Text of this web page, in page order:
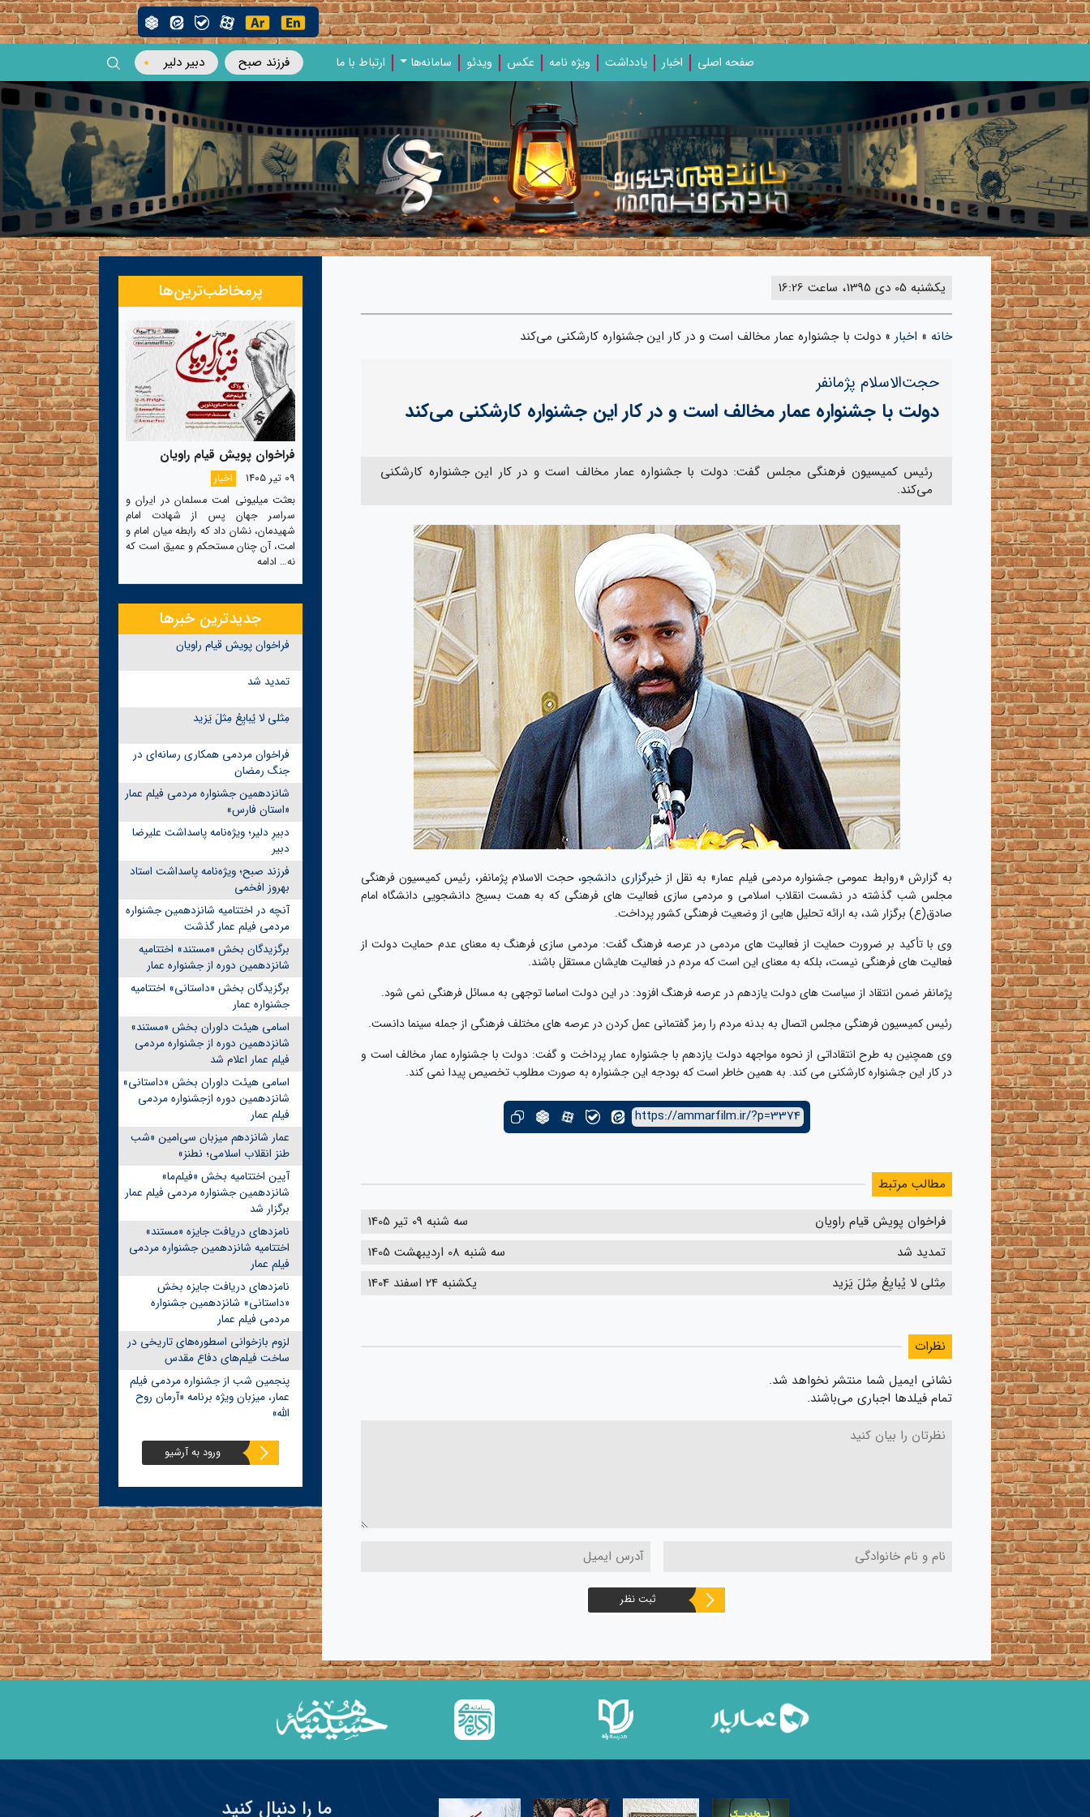
فرزند صبح دبیر دلیر صفحه اصلی اخبار یادداشت‌ ویژه‌ نامه‌ عکس ویدئو سامانه‌ها ارتباط با ما
یکشنبه 05 دی 1395، ساعت 16:26
خانه » اخبار » دولت با جشنواره عمار مخالف است و در کار این جشنواره کارشکنی می‌کند
حجت‌الاسلام پژمانفر
دولت با جشنواره عمار مخالف است و در کار این جشنواره کارشکنی می‌کند
رئیس کمیسیون فرهنگی مجلس گفت: دولت با جشنواره عمار مخالف است و در کار این جشنواره کارشکنی
می‌کند.
به گزارش «روابط عمومی جشنواره مردمی فیلم عمار» به نقل ازخبرگزاری دانشجو، حجت الاسلام پژمانفر، رئیس کمیسیون فرهنگی
مجلس شب گذشته در نشست انقلاب اسلامی و مردمی سازی فعالیت های فرهنگی که به همت بسیج دانشجویی دانشگاه امام
صادق(ع) برگزار شد، به ارائه تحلیل هایی از وضعیت فرهنگی کشور پرداخت.
وی با تأکید بر ضرورت حمایت از فعالیت های مردمی در عرصه فرهنگ گفت: مردمی سازی فرهنگ به معنای عدم حمایت دولت از
فعالیت های فرهنگی نیست، بلکه به معنای این است که مردم در فعالیت هایشان مستقل باشند.
پژمانفر ضمن انتقاد از سیاست های دولت یازدهم در عرصه فرهنگ افزود: در این دولت اساسا توجهی به مسائل فرهنگی نمی شود.
رئیس کمیسیون فرهنگی مجلس اتصال به بدنه مردم را رمز گفتمانی عمل کردن در عرصه های مختلف فرهنگی از جمله سینما دانست.
وی همچنین به طرح انتقاداتی از نحوه مواجهه دولت یازدهم با جشنواره عمار پرداخت و گفت: دولت با جشنواره عمار مخالف است و
در کار این جشنواره کارشکنی می کند. به همین خاطر است که بودجه این جشنواره به صورت مطلوب تخصیص پیدا نمی کند.
https://ammarfilm.ir/?p=3374
مطالب مرتبط
فراخوان پویش قیام راویان
سه شنبه 09 تیر 1405
تمدید شد
سه شنبه 08 اردیبهشت 1405
مِثلی لا یُبایِعُ مِثلَ یَزید
یکشنبه 24 اسفند 1404
نظرات
نشانی ایمیل شما منتشر نخواهد شد.
تمام فیلدها اجباری می‌باشند.
ثبت نظر
پرمخاطب‌ترین‌ها
فراخوان پویش قیام راویان
09 تیر 1405
اخبار
بعثت میلیونی امت مسلمان در ایران و
سراسر جهان پس از شهادت امام
شهیدمان، نشان داد که رابطه میان امام و
امت، آن چنان مستحکم و عمیق است که
نه… ادامه
جدیدترین خبرها
فراخوان پویش قیام راویان
تمدید شد
مِثلی لا یُبایِعُ مِثلَ یَزید
فراخوان مردمی همکاری رسانه‌ای در
جنگ رمضان
شانزدهمین جشنواره مردمی فیلم عمار
«استان فارس»
دبیرِ دلیر؛ ویژه‌نامه پاسداشت علیرضا
دبیر
فرزند صبح؛ ویژه‌نامه پاسداشت استاد
بهروز افخمی
آنچه در اختتامیه شانزدهمین جشنواره
مردمی فیلم عمار گذشت
برگزیدگان بخش «مستند» اختتامیه
شانزدهمین دوره از جشنواره عمار
برگزیدگان بخش «داستانی» اختتامیه
جشنواره عمار
اسامی هیئت داوران بخش «مستند»
شانزدهمین دوره از جشنواره مردمی
فیلم عمار اعلام شد
اسامی هیئت داوران بخش «داستانی»
شانزدهمین دوره ازجشنواره مردمی
فیلم عمار
عمار شانزدهم میزبان سی‌امین «شب
طنز انقلاب اسلامی؛ نطنز»
آیین اختتامیه بخش «فیلم‌ما»
شانزدهمین جشنواره مردمی فیلم عمار
برگزار شد
نامزدهای دریافت جایزه «مستند»
اختتامیه شانزدهمین جشنواره مردمی
فیلم عمار
نامزدهای دریافت جایزه بخش
«داستانی» شانزدهمین جشنواره
مردمی فیلم عمار
لزوم بازخوانی اسطوره‌های تاریخی در
ساخت فیلم‌های دفاع مقدس
پنجمین شب از جشنواره مردمی فیلم
عمار، میزبان ویژه برنامه «آرمان روح
الله»
ورود به آرشیو
ما را دنبال کنید